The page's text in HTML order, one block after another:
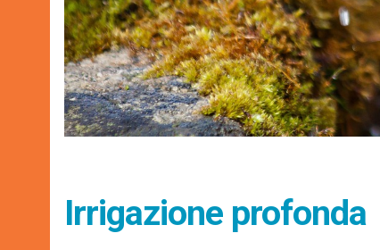
Irrigazione profonda